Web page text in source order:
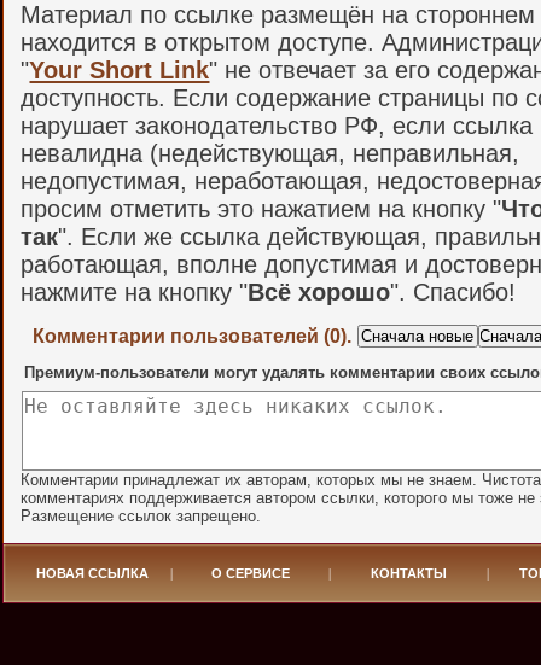
Материал по ссылке размещён на стороннем
находится в открытом доступе.
"Your Short Link" не отвечает за его
доступность. Если содержание страницы по
нарушает законодательство РФ, если ссылка
невалидна (недействующая, неправильная,
недопустимая, неработающая,
просим отметить это нажатием на кнопку "
так". Если же ссылка действующая,
работающая, вполне допустимая и
нажмите на кнопку "Всё хорошо". Спасибо!
Комментарии пользователей (0).
Премиум-пользователи могут удалять комментарии своих
Комментарии принадлежат их авторам, которых мы не знаем.
комментариях поддерживается автором ссылки, которого мы тоже не
Размещение ссылок запрещено.
НОВАЯ ССЫЛКА О СЕРВИСЕ КОНТАКТЫ